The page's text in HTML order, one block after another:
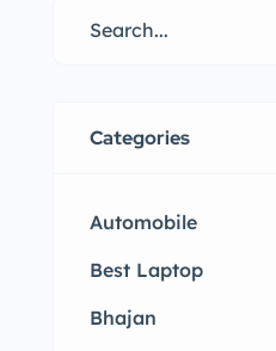
Categories
Automobile
Best Laptop
Bhajan